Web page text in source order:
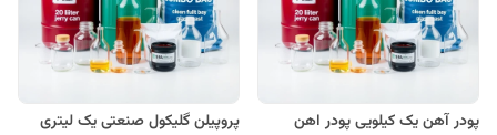
پودر آهن یک کیلویی پودر اهن پروپیلن گلیکول صنعتی یک لیتری